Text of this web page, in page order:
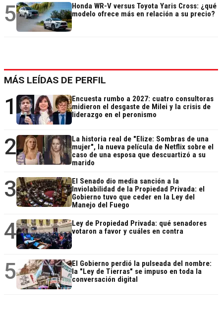
5
Honda WR-V versus Toyota Yaris Cross: ¿qué
modelo ofrece más en relación a su precio?
MÁS LEÍDAS DE PERFIL
1
Encuesta rumbo a 2027: cuatro consultoras
midieron el desgaste de Milei y la crisis de
liderazgo en el peronismo
2
La historia real de "Elize: Sombras de una
mujer", la nueva película de Netflix sobre el
caso de una esposa que descuartizó a su
marido
3
El Senado dio media sanción a la
Inviolabilidad de la Propiedad Privada: el
Gobierno tuvo que ceder en la Ley del
Manejo del Fuego
4
Ley de Propiedad Privada: qué senadores
votaron a favor y cuáles en contra
5
El Gobierno perdió la pulseada del nombre:
la "Ley de Tierras" se impuso en toda la
conversación digital